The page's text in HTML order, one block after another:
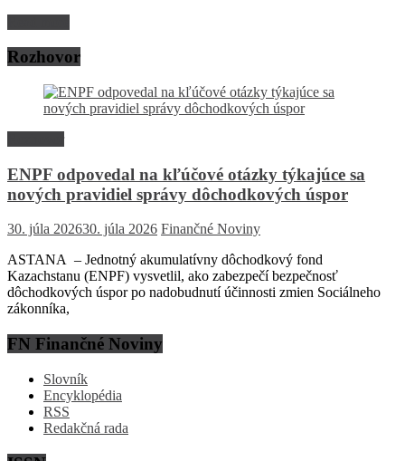
Rozhovor
ENPF odpovedal na kľúčové otázky týkajúce sa
nových pravidiel správy dôchodkových úspor
30. júla 202630. júla 2026 Finančné Noviny
ASTANA – Jednotný akumulatívny dôchodkový fond
Kazachstanu (ENPF) vysvetlil, ako zabezpečí bezpečnosť
dôchodkových úspor po nadobudnutí účinnosti zmien Sociálneho
zákonníka,
FN Finančné Noviny
Slovník
Encyklopédia
RSS
Redakčná rada